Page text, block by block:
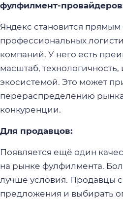
фулфилмент-
Яндекс становится прямым
профессиональных
компаний. У него есть
масштаб, технологичность,
экосистемой. Это может
перераспределению
конкуренции.
Для продавцов:
Появляется ещё один
на рынке фулфилмента.
лучше условия. Продавцы
предложения и выбирать